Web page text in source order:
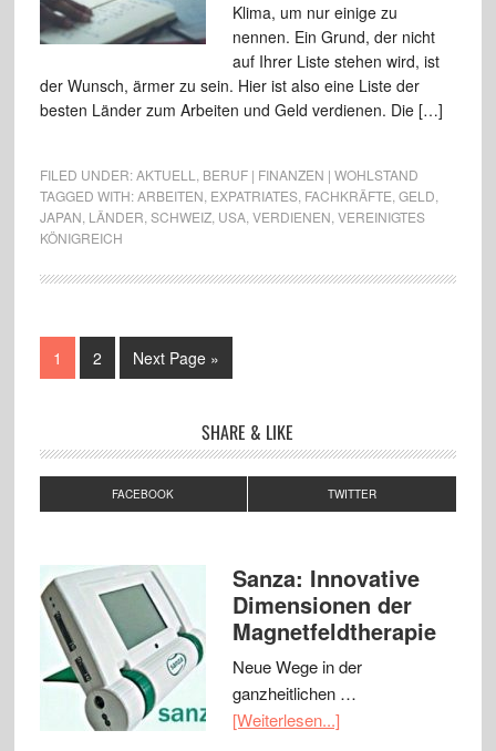
Klima, um nur einige zu
nennen. Ein Grund, der nicht
auf Ihrer Liste stehen wird, ist
der Wunsch, ärmer zu sein. Hier ist also eine Liste der
besten Länder zum Arbeiten und Geld verdienen. Die […]
FILED UNDER:AKTUELL
BERUF | FINANZEN | WOHLSTAND
TAGGED WITH:ARBEITEN EXPATRIATES, FACHKRÄFTE GELD
JAPAN LÄNDER SCHWEIZ, USA, VERDIENEN VEREINIGTES
KÖNIGREICH
1 2 Next Page »
SHARE & LIKE
FACEBOOK TWITTER
Sanza: Innovative
Dimensionen der
Magnetfeldtherapie
Neue Wege in der
ganzheitlichen …
[Weiterlesen...]